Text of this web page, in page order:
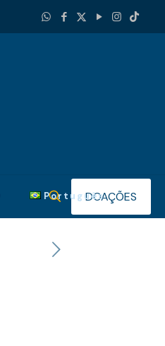
PortuguêsDOAÇÕES